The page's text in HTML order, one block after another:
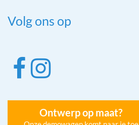
Volg ons op
Ontwerp op maat?